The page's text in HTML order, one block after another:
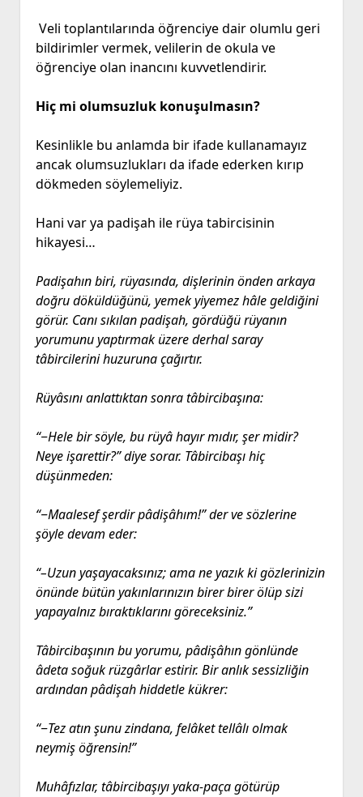
Veli toplantılarında öğrenciye dair olumlu geri
bildirimler vermek, velilerin de okula ve
öğrenciye olan inancını kuvvetlendirir.
Hiç mi olumsuzluk konuşulmasın?
Kesinlikle bu anlamda bir ifade kullanamayız
ancak olumsuzlukları da ifade ederken kırıp
dökmeden söylemeliyiz.
Hani var ya padişah ile rüya tabircisinin
hikayesi…
Padişahın biri, rüyasında, dişlerinin önden arkaya
doğru döküldüğünü, yemek yiyemez hâle geldiğini
görür. Canı sıkılan padişah, gördüğü rüyanın
yorumunu yaptırmak üzere derhal saray
tâbircilerini huzuruna çağırtır.
Rüyâsını anlattıktan sonra tâbircibaşına:
“‒Hele bir söyle, bu rüyâ hayır mıdır, şer midir?
Neye işarettir?” diye sorar. Tâbircibaşı hiç
düşünmeden:
“‒Maalesef şerdir pâdişâhım!” der ve sözlerine
şöyle devam eder:
“–Uzun yaşayacaksınız; ama ne yazık ki gözlerinizin
önünde bütün yakınlarınızın birer birer ölüp sizi
yapayalnız bıraktıklarını göreceksiniz.”
Tâbircibaşının bu yorumu, pâdişâhın gönlünde
âdeta soğuk rüzgârlar estirir. Bir anlık sessizliğin
ardından pâdişah hiddetle kükrer:
“‒Tez atın şunu zindana, felâket tellâlı olmak
neymiş öğrensin!”
Muhâfızlar, tâbircibaşıyı yaka-paça götürüp